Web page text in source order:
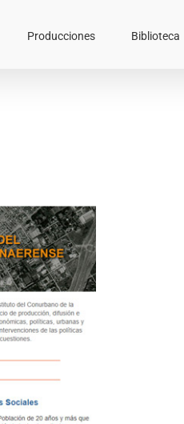
Producciones Biblioteca